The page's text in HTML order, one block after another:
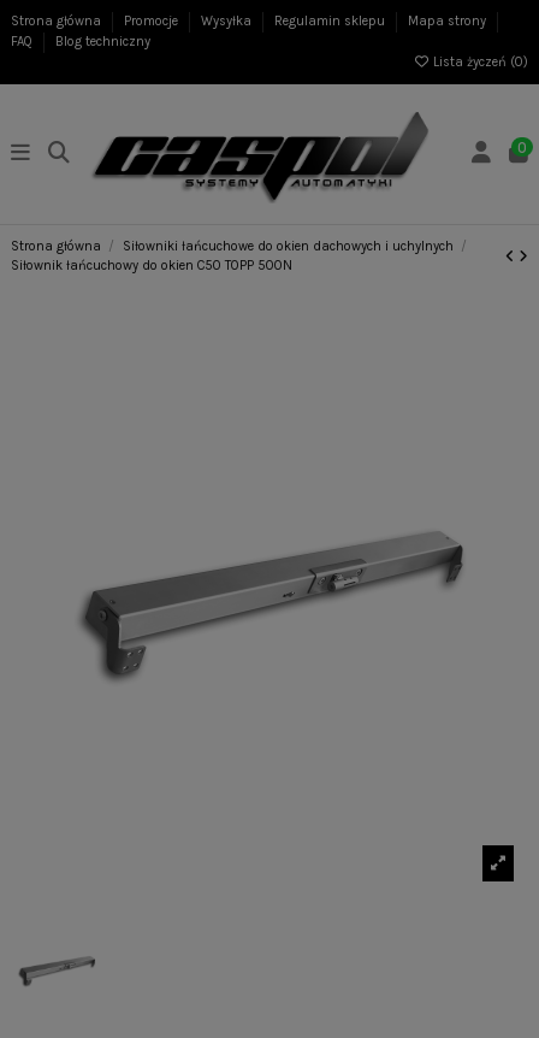
Strona główna Promocje Wysyłka Regulamin sklepu
Mapa strony
FAQ
Blog techniczny
Lista życzeń (0)
0
Strona główna
Siłowniki łańcuchowe do okien dachowych i uchylnych
Siłownik łańcuchowy do okien C50 TOPP 500N